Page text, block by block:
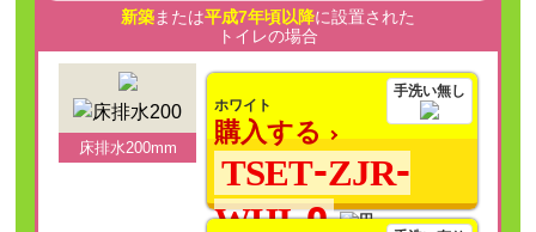
新築または平成7年頃以降に設置された
トイレの場合
床排水200mm
手洗い無し
ホワイト
購入する
TSET-ZJR-
WHI-0